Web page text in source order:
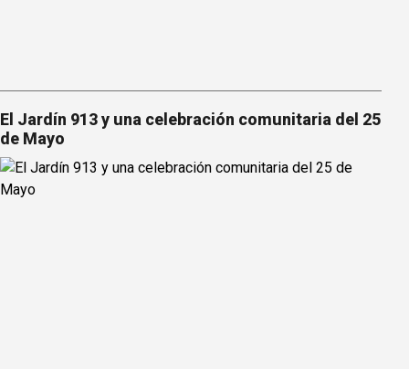
El Jardín 913 y una celebración comunitaria del 25
de Mayo